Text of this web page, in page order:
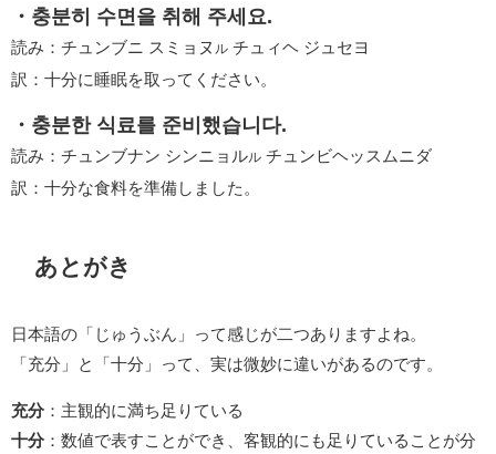
・충분히 수면을 취해 주세요.
読み：チュンブニ スミョヌ ル チュィヘ ジュセヨ
訳：十分に睡眠を取ってください。
・충분한 식료를 준비했습니다.
読み：チュンブナン シンニョルル チュンビヘッスムニダ
訳：十分な食料を準備しました。
あとがき
日本語の「じゅうぶん」って感じが二つありますよね。
「充分」と「十分」って、実は微妙に違いがあるのです。
充分：主観的に満ち足りている
十分：数値で表すことができ、客観的にも足りていることが分